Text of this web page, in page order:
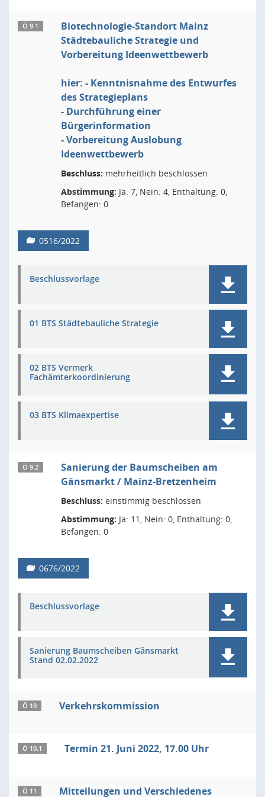
Ö 9.1
Biotechnologie-Standort Mainz
Städtebauliche Strategie und
Vorbereitung Ideenwettbewerb
hier: - Kenntnisnahme des Entwurfes
des Strategieplans
- Durchführung einer
Bürgerinformation
- Vorbereitung Auslobung
Ideenwettbewerb
Beschluss: mehrheitlich beschlossen
Abstimmung: Ja: 7, Nein: 4, Enthaltung: 0,
Befangen: 0
0516/2022
Beschlussvorlage
01 BTS Städtebauliche Strategie
02 BTS Vermerk
Fachämterkoordinierung
03 BTS Klimaexpertise
Ö 9.2
Sanierung der Baumscheiben am
Gänsmarkt / Mainz-Bretzenheim
Beschluss: einstimmig beschlossen
Abstimmung: Ja: 11, Nein: 0, Enthaltung: 0,
Befangen: 0
0676/2022
Beschlussvorlage
Sanierung Baumscheiben Gänsmarkt
Stand 02.02.2022
Ö 10 Verkehrskommission
Ö 10.1 Termin 21. Juni 2022, 17.00 Uhr
Ö 11 Mitteilungen und Verschiedenes